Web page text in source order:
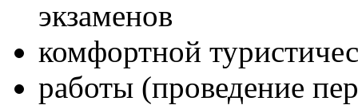
экзаменов
комфортной
работы (проведение